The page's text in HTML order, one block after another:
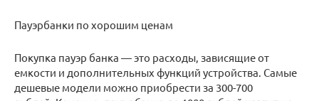
Пауэрбанки по хорошим ценам
Покупка пауэр банка — это расходы, зависящие от
емкости и дополнительных функций устройства. Самые
дешевые модели можно приобрести за 300-700